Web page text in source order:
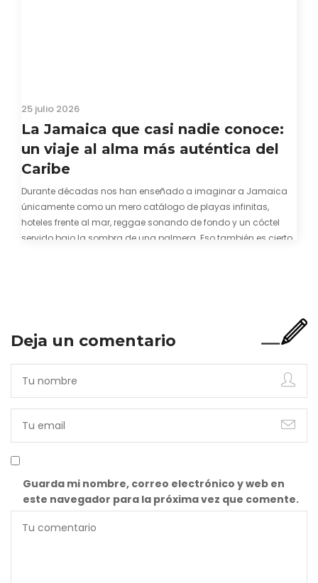
25 julio 2026
La Jamaica que casi nadie conoce:
un viaje al alma más auténtica del
Caribe
Durante décadas nos han enseñado a imaginar a Jamaica
únicamente como un mero catálogo de playas infinitas,
hoteles frente al mar, reggae sonando de fondo y un cóctel
servido bajo la sombra de una palmera. Eso también es cierto.
Deja un comentario
Guarda mi nombre, correo electrónico y web en
este navegador para la próxima vez que comente.